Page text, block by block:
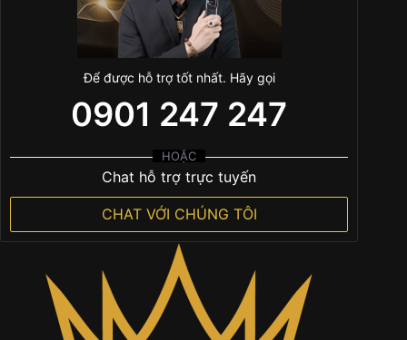
Để được hỗ trợ tốt nhất. Hãy gọi
0901 247 247
HOẶC
Chat hỗ trợ trực tuyến
CHAT VỚI CHÚNG TÔI